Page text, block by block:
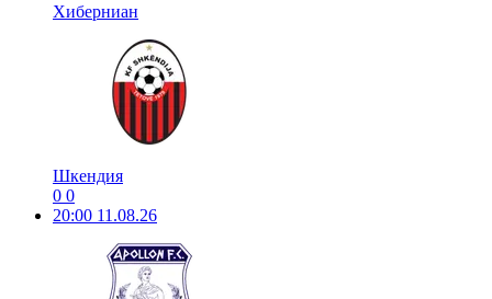
Хиберниан
Шкендия
0 0
20:00 11.08.26